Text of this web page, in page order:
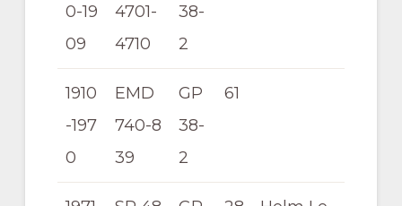
0-19
09
4701-
4710
38-
2
1910
-197
0
EMD
740-8
39
GP
38-
2
61